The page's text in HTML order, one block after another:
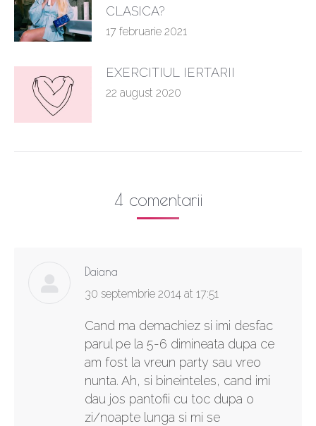
CLASICA?
17 februarie 2021
EXERCITIUL IERTARII
22 august 2020
4 comentarii
Daiana
says:
30 septembrie 2014 at 17:51
Cand ma demachiez si imi desfac
parul pe la 5-6 dimineata dupa ce
am fost la vreun party sau vreo
nunta. Ah, si bineinteles, cand imi
dau jos pantofii cu toc dupa o
zi/noapte lunga si mi se